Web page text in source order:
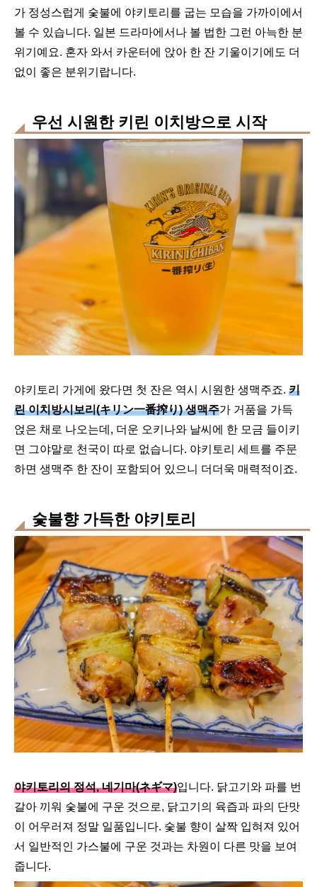
가 정성스럽게 숯불에 야키토리를 굽는 모습을 가까이에서
볼 수 있습니다. 일본 드라마에서나 볼 법한 그런 아늑한 분
위기예요. 혼자 와서 카운터에 앉아 한 잔 기울이기에도 더
없이 좋은 분위기랍니다.
우선 시원한 키린 이치방으로 시작
야키토리 가게에 왔다면 첫 잔은 역시 시원한 생맥주죠. 키
린 이치방시보리(キリン一番搾り) 생맥주가 거품을 가득
얹은 채로 나오는데, 더운 오키나와 날씨에 한 모금 들이키
면 그야말로 천국이 따로 없습니다. 야키토리 세트를 주문
하면 생맥주 한 잔이 포함되어 있으니 더더욱 매력적이죠.
숯불향 가득한 야키토리
야키토리의 정석, 네기마(ネギマ)입니다. 닭고기와 파를 번
갈아 끼워 숯불에 구운 것으로, 닭고기의 육즙과 파의 단맛
이 어우러져 정말 일품입니다. 숯불 향이 살짝 입혀져 있어
서 일반적인 가스불에 구운 것과는 차원이 다른 맛을 보여
줍니다.